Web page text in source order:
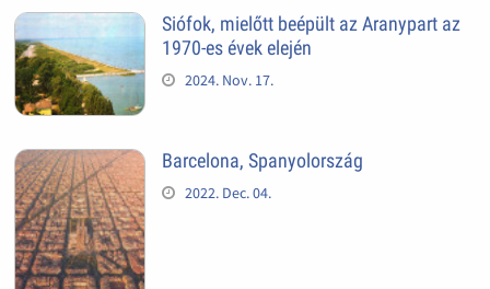
Siófok, mielőtt beépült az Aranypart az
1970-es évek elején
2024. Nov. 17.
Barcelona, Spanyolország
2022. Dec. 04.